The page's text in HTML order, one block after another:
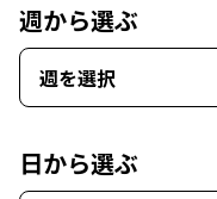
週から選ぶ
週を選択
日から選ぶ